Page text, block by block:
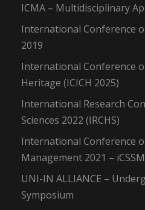
ICMA – Multidisciplinary
International Conference
2019
International Conference
Heritage (ICICH 2025)
International Research
Sciences 2022 (IRCHS)
International Conference
Management 2021 –
UNI-IN ALLIANCE –
Symposium